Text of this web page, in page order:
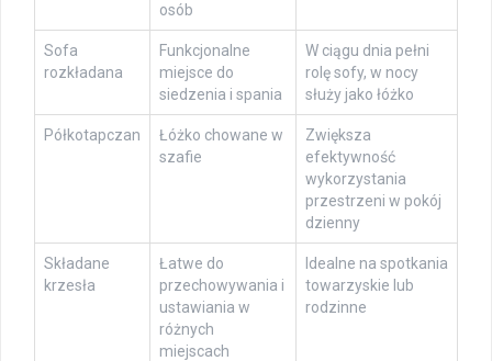
osób
Sofa
rozkładana
Funkcjonalne
miejsce do
siedzenia i spania
W ciągu dnia pełni
rolę sofy, w nocy
służy jako łóżko
Półkotapczan
Łóżko chowane w
szafie
Zwiększa
efektywność
wykorzystania
przestrzeni w pokój
dzienny
Składane
krzesła
Łatwe do
przechowywania i
ustawiania w
różnych
miejscach
Idealne na spotkania
towarzyskie lub
rodzinne